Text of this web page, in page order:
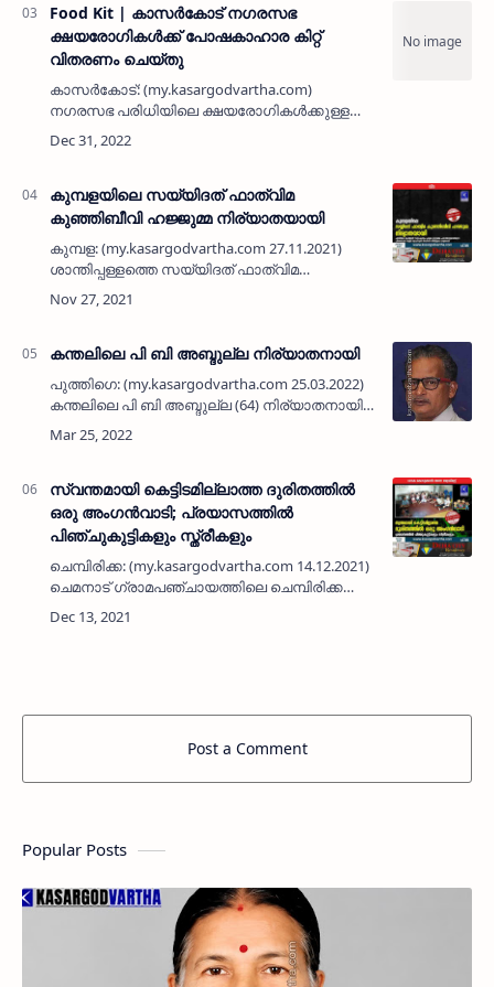
Food Kit | കാസർകോട് നഗരസഭ
ക്ഷയരോഗികൾക്ക് പോഷകാഹാര കിറ്റ്
വിതരണം ചെയ്തു
കാസർകോട്: (my.kasargodvartha.com)
നഗരസഭ പരിധിയിലെ ക്ഷയരോഗികൾക്കുള്ള
പോഷകാഹാര കിറ്റ് വിതരണ ഉദ്ഘാടനം
ചെയർമാൻ അഡ്വ. വി എം മുനീർ നിർവഹിച്ചു.
ഖാലിദ് …
കുമ്പളയിലെ സയ്യിദത് ഫാത്വിമ
കുഞ്ഞിബീവി ഹജ്ജുമ്മ നിര്യാതയായി
കുമ്പള: (my.kasargodvartha.com 27.11.2021)
ശാന്തിപ്പള്ളത്തെ സയ്യിദത് ഫാത്വിമ
കുഞ്ഞിബീവി ഹജ്ജുമ്മ പാനൂർ (60)
നിര്യാതയായി. പുത്തിഗെ മുഹിമ്മാത്
പണ്ഡിതനുമായിര…
കന്തലിലെ പി ബി അബ്ദുല്ല നിര്യാതനായി
പുത്തിഗെ: (my.kasargodvartha.com 25.03.2022)
കന്തലിലെ പി ബി അബ്ദുല്ല (64) നിര്യാതനായി.
കേരള മുസ്‌ലിം ജമാഅത് കന്തൽ യൂനിറ്റ് ജനറൽ
സെക്രടറിയും പുത്തിഗെ നോർത് സർകിൾ
സ്വന്തമായി കെട്ടിടമില്ലാത്ത ദുരിതത്തിൽ
ഒരു അംഗൻവാടി; പ്രയാസത്തിൽ
പിഞ്ചുകുട്ടികളും സ്ത്രീകളും
ചെമ്പിരിക്ക: (my.kasargodvartha.com 14.12.2021)
ചെമനാട് ഗ്രാമപഞ്ചായത്തിലെ ചെമ്പിരിക്ക
നോർതിൽ 2005 മുതൽ വാടക കെട്ടിടത്തിൽ
പ്രവർത്തിക്കുന്ന അംഗൻവാടിക്ക് സ്വന്തമായി
Post a Comment
Popular Posts